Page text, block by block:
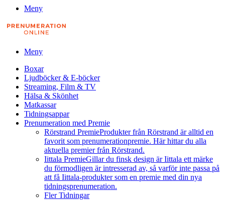
Meny
Meny
Boxar
Ljudböcker & E-böcker
Streaming, Film & TV
Hälsa & Skönhet
Matkassar
Tidningsappar
Prenumeration med Premie
Rörstrand PremieProdukter från Rörstrand är alltid en
favorit som prenumerationpremie. Här hittar du alla
aktuella premier från Rörstrand.
Iittala PremieGillar du finsk design är Iittala ett märke
du förmodligen är intresserad av, så varför inte passa på
att få Iittala-produkter som en premie med din nya
tidningsprenumeration.
Fler Tidningar